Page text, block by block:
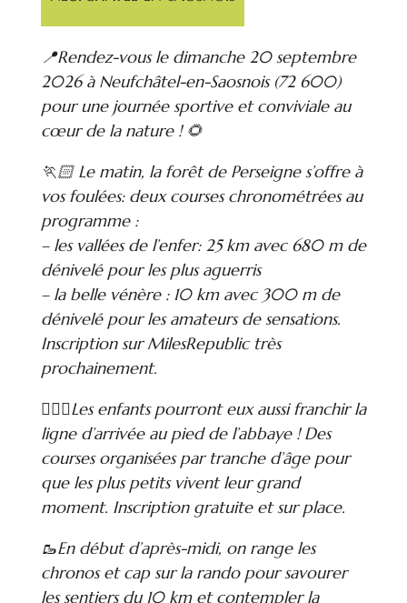
📍Rendez-vous le dimanche 20 septembre
2026 à Neufchâtel-en-Saosnois (72 600)
pour une journée sportive et conviviale au
cœur de la nature ! 🌻
🏃🏻 Le matin, la forêt de Perseigne s’offre à
vos foulées: deux courses chronométrées au
programme :
– les vallées de l’enfer: 25 km avec 680 m de
dénivelé pour les plus aguerris
– la belle vénère : 10 km avec 300 m de
dénivelé pour les amateurs de sensations.
Inscription sur MilesRepublic très
prochainement.
🏃🏼‍♀️Les enfants pourront eux aussi franchir la
ligne d’arrivée au pied de l’abbaye ! Des
courses organisées par tranche d’âge pour
que les plus petits vivent leur grand
moment. Inscription gratuite et sur place.
🥾En début d’après-midi, on range les
chronos et cap sur la rando pour savourer
les sentiers du 10 km et contempler la